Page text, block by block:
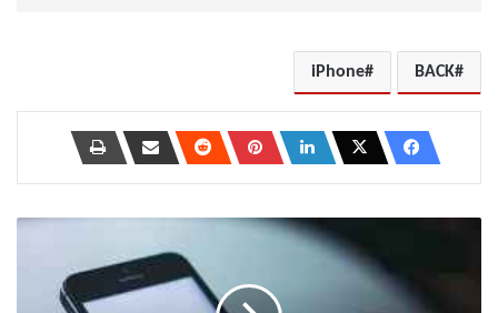
BACK
iPhone